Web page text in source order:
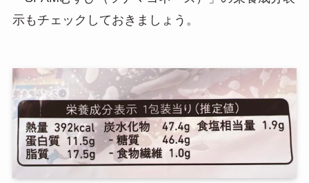
示もチェックしておきましょう。